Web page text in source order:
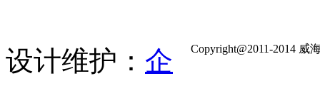
Copyright@2011-2014
设计维护： 企